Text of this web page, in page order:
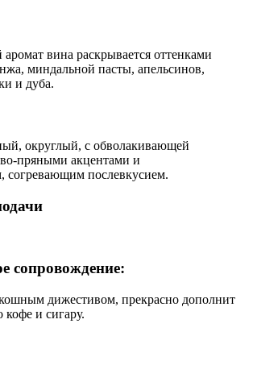
вина раскрывается оттенками
миндальной пасты, апельсинов,
и дуба.
округлый, с обволакивающей
пряными акцентами и
согревающим послевкусием.
сопровождение:
дижестивом, прекрасно дополнит
кофе и сигару.